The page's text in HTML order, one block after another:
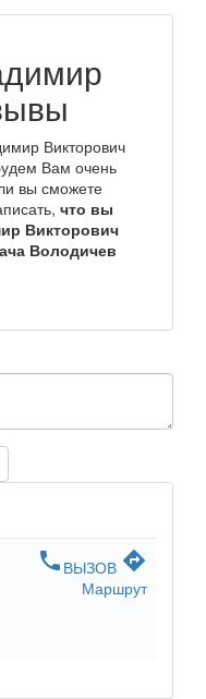
Викторович
Вам очень
вы сможете
что вы
Викторович
Володичев
phone ВЫЗОВ directions
Маршрут